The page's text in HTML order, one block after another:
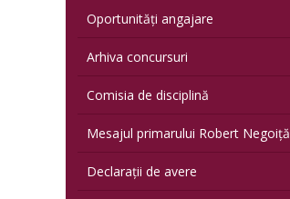
Oportunități angajare
Arhiva concursuri
Comisia de disciplină
Mesajul primarului Robert Negoiță
Declarații de avere